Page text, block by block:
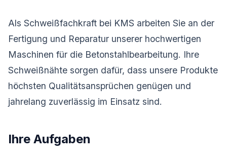
Als Schweißfachkraft bei KMS arbeiten Sie an der
Fertigung und Reparatur unserer hochwertigen
Maschinen für die Betonstahlbearbeitung. Ihre
Schweißnähte sorgen dafür, dass unsere Produkte
höchsten Qualitätsansprüchen genügen und
jahrelang zuverlässig im Einsatz sind.
Ihre Aufgaben